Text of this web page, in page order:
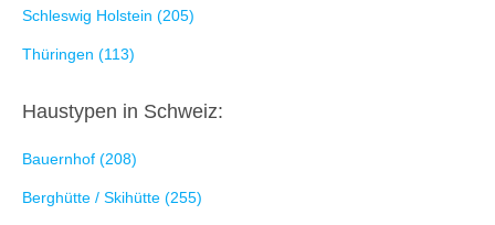
Schleswig Holstein (205)
Thüringen (113)
Haustypen in Schweiz:
Bauernhof (208)
Berghütte / Skihütte (255)